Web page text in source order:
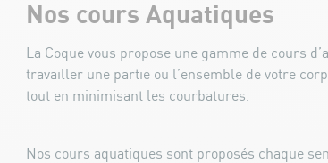
Nos cours Aquatiques
La Coque vous propose une gamme de cours
travailler une partie ou l’ensemble de votre
tout en minimisant les courbatures.
Nos cours aquatiques sont proposés chaque